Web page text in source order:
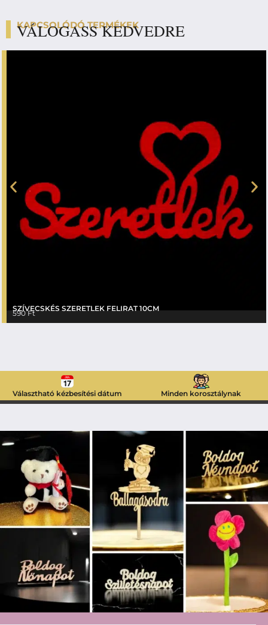
KAPCSOLÓDÓ TERMÉKEK
VÁLOGASS KEDVEDRE
SZÍVECSKÉS SZERETLEK FELIRAT 10CM
590Ft
Választható kézbesítési dátum Minden korosztálynak